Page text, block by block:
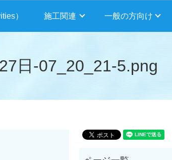
） 施工関連 一般の方向け
日-07_20_21-5.png